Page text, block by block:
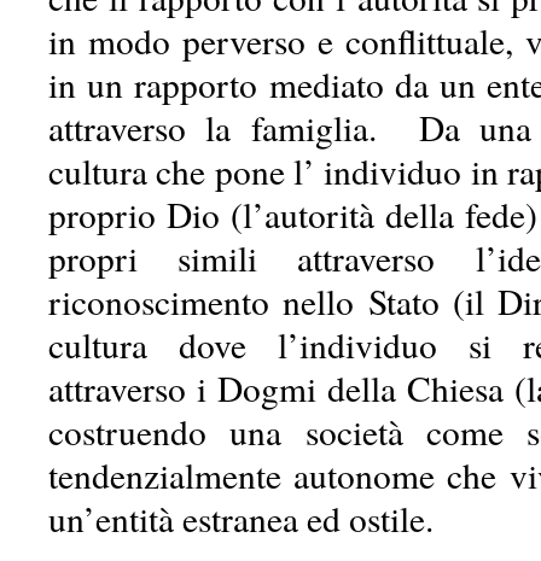
in modo perverso e conflittuale,
in un rapporto mediato da un
attraverso la famiglia. Da una
cultura che pone l’ individuo in
proprio Dio (l’autorità della
propri simili attraverso
riconoscimento nello Stato (il
cultura dove l’individuo si
attraverso i Dogmi della Chiesa
costruendo una società come
tendenzialmente autonome che
un’entità estranea ed ostile.